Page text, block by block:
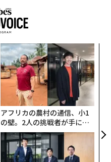
アフリカの農村の通信、小1
の壁。2人の挑戦者が手にし
た「次なる武器」